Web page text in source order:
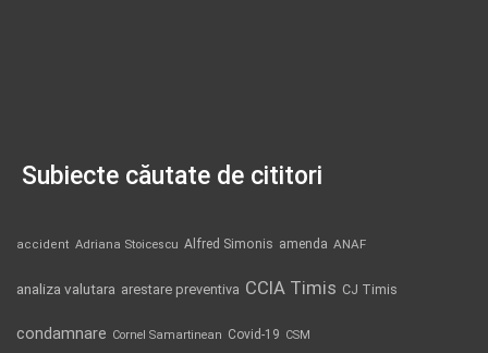
Subiecte căutate de cititori
accident Adriana Stoicescu Alfred Simonis amenda ANAF
analiza valutara arestare preventiva CCIA Timis CJ Timis
condamnare Cornel Samartinean Covid-19 CSM